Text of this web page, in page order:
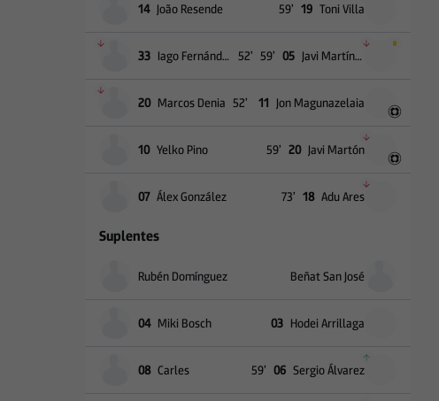
14 João Resende 19 Toni Villa
59’
33 Iago Fernández 52’ 05 Javi Martínez
59’
20 Marcos Denia 52’ 11 Jon Magunazelaia
10 Yelko Pino 20 Javi Martón
59’
07 Álex González 18 Adu Ares
73’
Suplentes
Rubén Domínguez Beñat San José
04 Miki Bosch 03 Hodei Arrillaga
08 Carles 06 Sergio Álvarez
59’